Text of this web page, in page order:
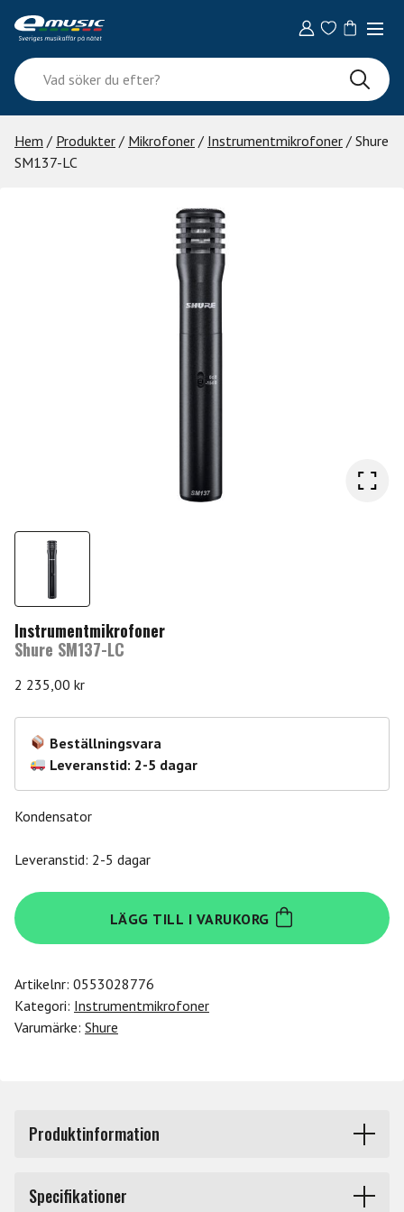
content
Vad
söker
du
efter?
Hem / Produkter / Mikrofoner / Instrumentmikrofoner / Shure
SM137-LC
Instrumentmikrofoner
Shure SM137-LC
2 235,00 kr
Beställningsvara
Leveranstid: 2-5 dagar
Kondensator
Leveranstid: 2-5 dagar
Shure
SM137-
LC
LÄGG TILL I VARUKORG
Artikelnr: 0553028776
Kategori: Instrumentmikrofoner
Varumärke: Shure
Produktinformation
konstruerad med rak frekvensgång och har ett mycket
Specifikationer